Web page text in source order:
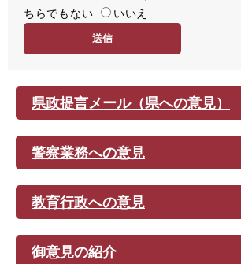
易
ちらでもない
いいえ
県政提言メール（県への意見）
警察業務への意見
教育行政への意見
御意見の紹介